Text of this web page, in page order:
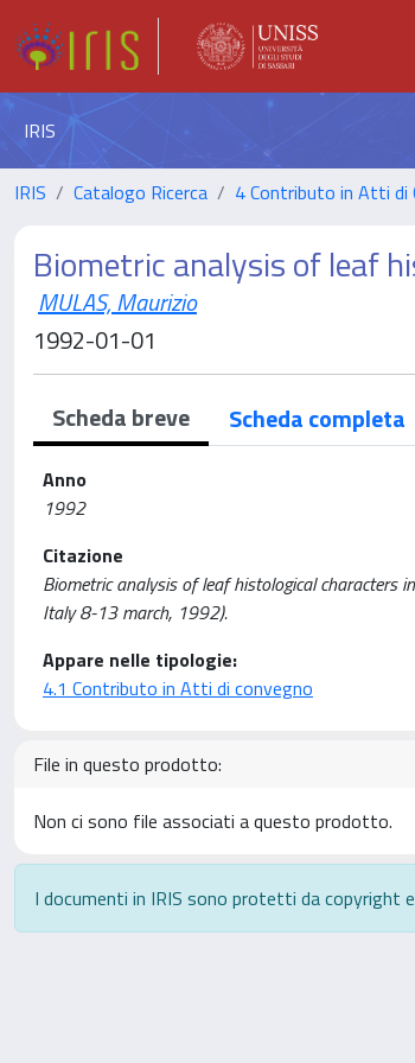
IRIS
IRIS Catalogo Ricerca 4 Contributo in Atti di
Biometric analysis of leaf
MULAS, Maurizio
1992-01-01
Scheda breve Scheda completa
Anno
1992
Citazione
Biometric analysis of leaf histological characters
Italy 8-13 march, 1992).
Appare nelle tipologie:
4.1 Contributo in Atti di convegno
File in questo prodotto:
Non ci sono file associati a questo prodotto.
I documenti in IRIS sono protetti da copyright